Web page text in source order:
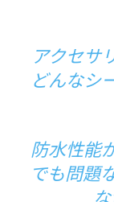
アクセサ
どんなシ
防水性能
でも問題